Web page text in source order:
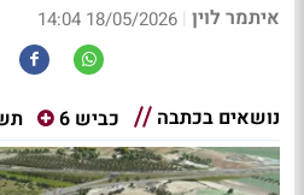
איתמר לוין |
18/05/2026 14:04
נושאים בכתבה כביש 6